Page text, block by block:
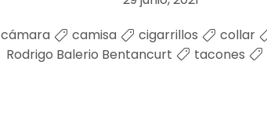
cámara camisa cigarrillos collar
Rodrigo Balerio Bentancurt
tacones